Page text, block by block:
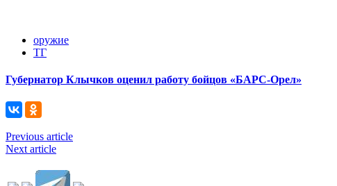
оружие
ТГ
Губернатор Клычков оценил работу бойцов «БАРС-Орел»
Previous article
Next article